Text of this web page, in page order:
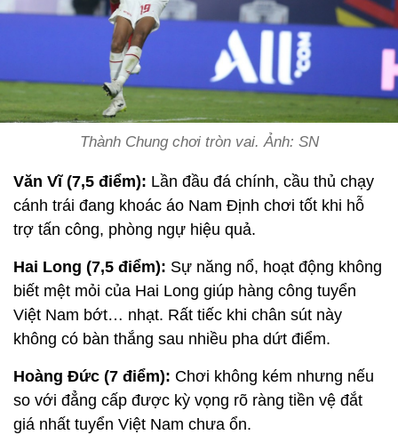
Thành Chung chơi tròn vai. Ảnh: SN
Văn Vĩ (7,5 điểm): Lần đầu đá chính, cầu thủ chạy
cánh trái đang khoác áo Nam Định chơi tốt khi hỗ
trợ tấn công, phòng ngự hiệu quả.
Hai Long (7,5 điểm): Sự năng nổ, hoạt động không
biết mệt mỏi của Hai Long giúp hàng công tuyển
Việt Nam bớt… nhạt. Rất tiếc khi chân sút này
không có bàn thắng sau nhiều pha dứt điểm.
Hoàng Đức (7 điểm): Chơi không kém nhưng nếu
so với đẳng cấp được kỳ vọng rõ ràng tiền vệ đắt
giá nhất tuyển Việt Nam chưa ổn.